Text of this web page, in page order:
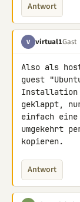
Antwort
V virtual1Gast
Also als
guest
Installation
geklappt,
einfach
umgekehrt
kopieren.
Antwort